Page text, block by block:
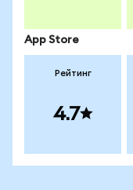
App Store
Рейтинг
4.7